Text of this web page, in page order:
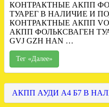
КОНТРАКТНЫЕ АКПП
ТУАРЕГ В НАЛИЧИЕ И
КОНТРАКТНЫЕ АКПП
АКПП ФОЛЬКСВАГЕН
GVJ GZH HAN …
Тег «Далее»
АКПП АУДИ А4 Б7 В